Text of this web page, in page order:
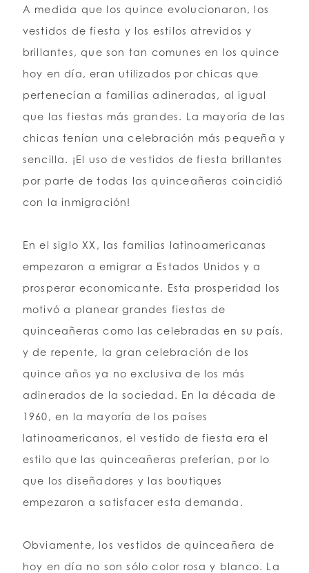
A medida que los quince evolucionaron, los
vestidos de fiesta y los estilos atrevidos y
brillantes, que son tan comunes en los quince
hoy en día, eran utilizados por chicas que
pertenecían a familias adineradas, al igual
que las fiestas más grandes. La mayoría de las
chicas tenían una celebración más pequeña y
sencilla. ¡El uso de vestidos de fiesta brillantes
por parte de todas las quinceañeras coincidió
con la inmigración!
En el siglo XX, las familias latinoamericanas
empezaron a emigrar a Estados Unidos y a
prosperar economicante. Esta prosperidad los
motivó a planear grandes fiestas de
quinceañeras como las celebradas en su país,
y de repente, la gran celebración de los
quince años ya no exclusiva de los más
adinerados de la sociedad. En la década de
1960, en la mayoría de los países
latinoamericanos, el vestido de fiesta era el
estilo que las quinceañeras preferían, por lo
que los diseñadores y las boutiques
empezaron a satisfacer esta demanda.
Obviamente, los vestidos de quinceañera de
hoy en día no son sólo color rosa y blanco. La